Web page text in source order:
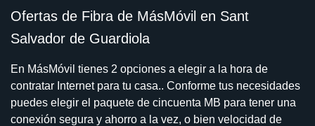
Ofertas de Fibra de MásMóvil en Sant
Salvador de Guardiola
En MásMóvil tienes 2 opciones a elegir a la hora de
contratar Internet para tu casa.. Conforme tus necesidades
puedes elegir el paquete de cincuenta MB para tener una
conexión segura y ahorro a la vez, o bien velocidad de